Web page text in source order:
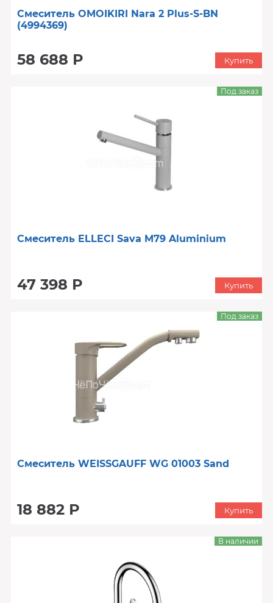
Смеситель OMOIKIRI Nara 2 Plus-S-BN
(4994369)
58 688 Р Купить
Смеситель ELLECI Sava M79 Aluminium
47 398 Р
Под заказ
Купить
Смеситель WEISSGAUFF WG 01003 Sand
18 882 Р
Под заказ
Купить
В наличии